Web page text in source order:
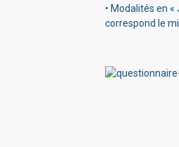
• Modalités en
correspond le